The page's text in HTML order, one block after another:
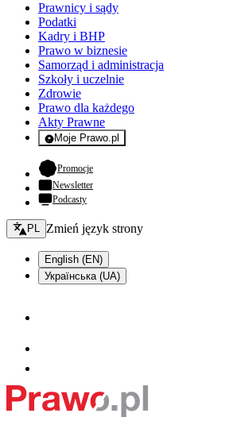
Prawnicy i sądy
Podatki
Kadry i BHP
Prawo w biznesie
Samorząd i administracja
Szkoły i uczelnie
Zdrowie
Prawo dla każdego
Akty Prawne
Moje Prawo.pl
- rejestracja i logowanie do serwisu
Promocje- otwiera się w nowej karcie
Newsletter
Podcasty
Zmień język - bieżący:
PL Zmień język strony
English (EN)
Українська (UA)